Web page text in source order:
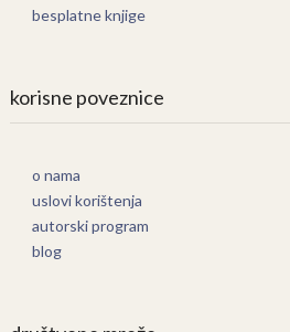
besplatne knjige
korisne poveznice
o nama
uslovi korištenja
autorski program
blog